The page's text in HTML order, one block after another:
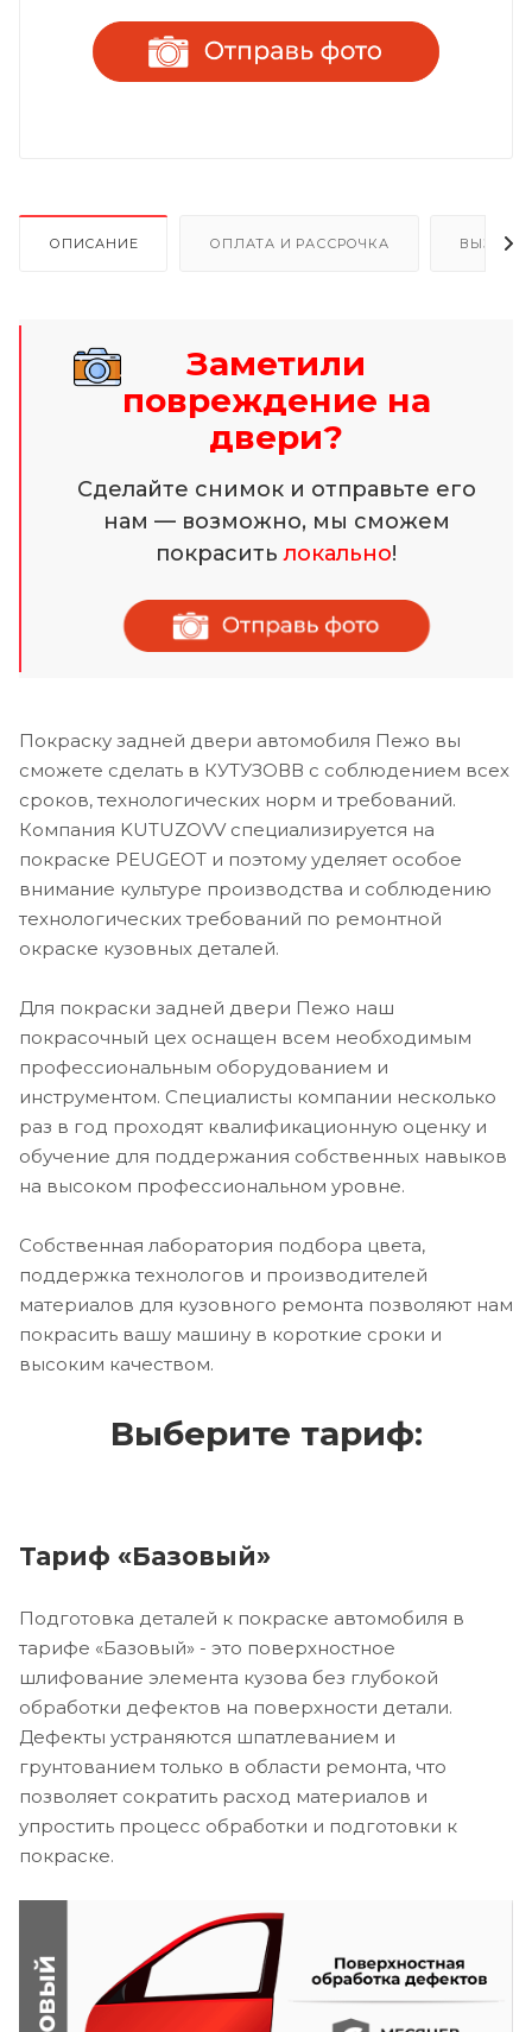
ОПИСАНИЕ ОПЛАТА И РАССРОЧКА ВЫЗОВ
Заметили
повреждение на
двери?
Сделайте снимок и отправьте его
нам — возможно, мы сможем
покраситьлокально!
Покраску задней двери автомобиля Пежо вы
сможете сделать в КУТУЗОВВ с соблюдением всех
сроков, технологических норм и требований.
Компания KUTUZOVV специализируется на
покраске PEUGEOT и поэтому уделяет особое
внимание культуре производства и соблюдению
технологических требований по ремонтной
окраске кузовных деталей.
Для покраски задней двери Пежо наш
покрасочный цех оснащен всем необходимым
профессиональным оборудованием и
инструментом. Специалисты компании несколько
раз в год проходят квалификационную оценку и
обучение для поддержания собственных навыков
на высоком профессиональном уровне.
Собственная лаборатория подбора цвета,
поддержка технологов и производителей
материалов для кузовного ремонта позволяют нам
покрасить вашу машину в короткие сроки и
высоким качеством.
Выберите тариф:
Тариф «Базовый»
Подготовка деталей к покраске автомобиля в
тарифе «Базовый» - это поверхностное
шлифование элемента кузова без глубокой
обработки дефектов на поверхности детали.
Дефекты устраняются шпатлеванием и
грунтованием только в области ремонта, что
позволяет сократить расход материалов и
упростить процесс обработки и подготовки к
покраске.